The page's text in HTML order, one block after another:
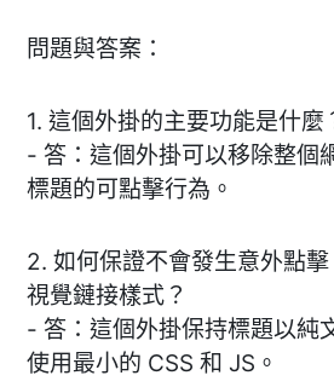
問題與答案：
1. 這個外掛的主要功能是什麼
- 答：這個外掛可以移除整個
標題的可點擊行為。
2. 如何保證不會發生意外點
視覺鏈接樣式？
- 答：這個外掛保持標題以純
使用最小的 CSS 和 JS。